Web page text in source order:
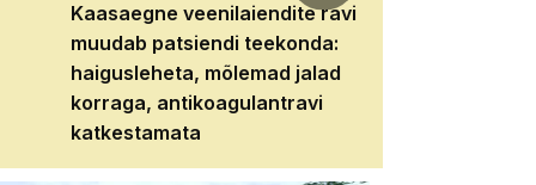
Kaasaegne veenilaiendite ravi
muudab patsiendi teekonda:
haigusleheta, mõlemad jalad
korraga, antikoagulantravi
katkestamata